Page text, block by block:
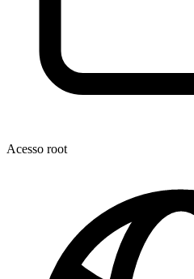
Acesso root